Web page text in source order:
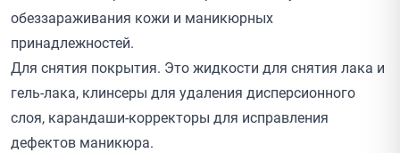
обеззараживания кожи и маникюрных
принадлежностей.
Для снятия покрытия. Это жидкости для снятия лака и
гель-лака, клинсеры для удаления дисперсионного
слоя, карандаши-корректоры для исправления
дефектов маникюра.